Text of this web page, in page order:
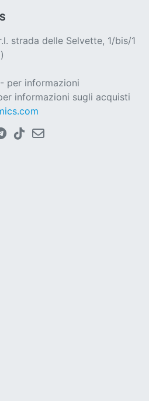
strada delle Selvette, 1/bis/1
- per informazioni
informazioni sugli acquisti